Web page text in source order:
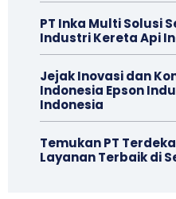
PT Inka Multi Solusi
Industri Kereta Api
Jejak Inovasi dan
Indonesia Epson
Indonesia
Temukan PT
Layanan Terbaik di